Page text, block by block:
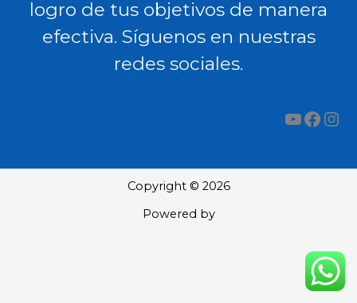
logro de tus objetivos de manera
efectiva. Síguenos en nuestras
redes sociales.
Copyright © 2026
Powered by